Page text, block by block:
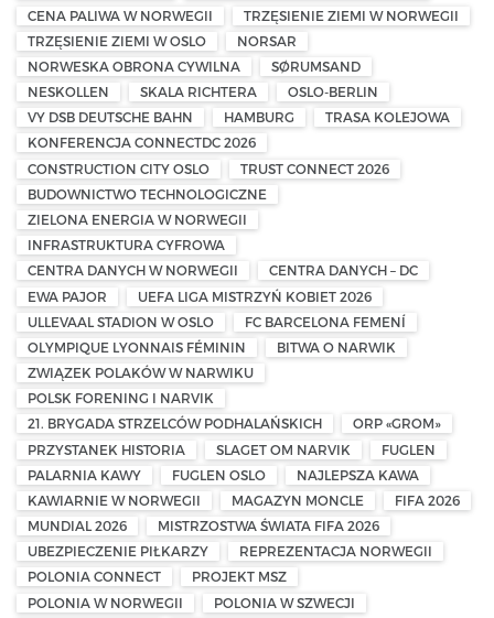
CENA PALIWA W NORWEGII
TRZĘSIENIE ZIEMI W NORWEGII
TRZĘSIENIE ZIEMI W OSLO
NORSAR
NORWESKA OBRONA CYWILNA
SØRUMSAND
NESKOLLEN
SKALA RICHTERA
OSLO-BERLIN
VY DSB DEUTSCHE BAHN
HAMBURG
TRASA KOLEJOWA
KONFERENCJA CONNECTDC 2026
CONSTRUCTION CITY OSLO
TRUST CONNECT 2026
BUDOWNICTWO TECHNOLOGICZNE
ZIELONA ENERGIA W NORWEGII
INFRASTRUKTURA CYFROWA
CENTRA DANYCH W NORWEGII
CENTRA DANYCH – DC
EWA PAJOR
UEFA LIGA MISTRZYŃ KOBIET 2026
ULLEVAAL STADION W OSLO
FC BARCELONA FEMENÍ
OLYMPIQUE LYONNAIS FÉMININ
BITWA O NARWIK
ZWIĄZEK POLAKÓW W NARWIKU
POLSK FORENING I NARVIK
21. BRYGADA STRZELCÓW PODHALAŃSKICH
ORP «GROM»
PRZYSTANEK HISTORIA
SLAGET OM NARVIK
FUGLEN
PALARNIA KAWY
FUGLEN OSLO
NAJLEPSZA KAWA
KAWIARNIE W NORWEGII
MAGAZYN MONCLE
FIFA 2026
MUNDIAL 2026
MISTRZOSTWA ŚWIATA FIFA 2026
UBEZPIECZENIE PIŁKARZY
REPREZENTACJA NORWEGII
POLONIA CONNECT
PROJEKT MSZ
POLONIA W NORWEGII
POLONIA W SZWECJI